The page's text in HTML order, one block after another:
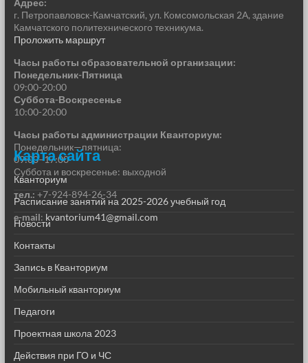
г. Петропавловск-Камчатский, ул. Комсомольская 2А, здание
Камчатского политехнического техникума.
Проложить маршрут
Часы работы образовательной организации:
Понедельник-Пятница
09:00-20:00
Суббота-Воскресенье
10:00-20:00
Часы работы администрации Кванториум:
Понедельник—пятница:
09:00–17:00
Суббота и воскресенье: выходной
тел.: +7-924-894-26-34
e-mail: kvantorium41@gmail.com
Карта сайта
Кванториум
Расписание занятий на 2025-2026 учебный год
Новости
Контакты
Запись в Кванториум
Мобильный кванториум
Педагоги
Проектная школа 2023
Действия при ГО и ЧС